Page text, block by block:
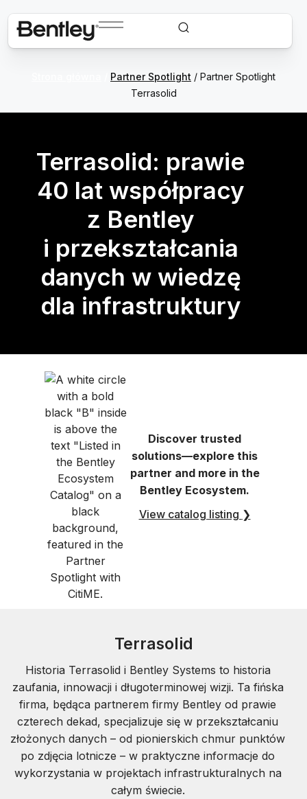
Partner Spotlight / Partner Spotlight
Terrasolid
Terrasolid: prawie
40 lat współpracy
z Bentley
i przekształcania
danych w wiedzę
dla infrastruktury
Discover trusted
solutions—explore this
partner and more in the
Bentley Ecosystem.
View catalog listing ❯
Terrasolid
Historia Terrasolid i Bentley Systems to historia
zaufania, innowacji i długoterminowej wizji. Ta fińska
firma, będąca partnerem firmy Bentley od prawie
czterech dekad, specjalizuje się w przekształcaniu
złożonych danych – od pionierskich chmur punktów
po zdjęcia lotnicze – w praktyczne informacje do
wykorzystania w projektach infrastrukturalnych na
całym świecie.